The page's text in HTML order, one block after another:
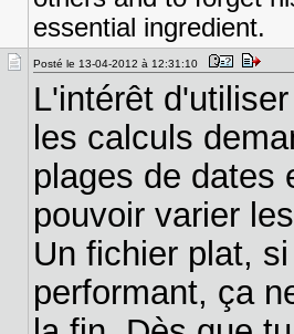
essential ingredient.
Posté le 13-04-2012 à 12:31:10
L'intérêt
les calculs
plages de dates
pouvoir varier
Un fichier plat,
performant, ça